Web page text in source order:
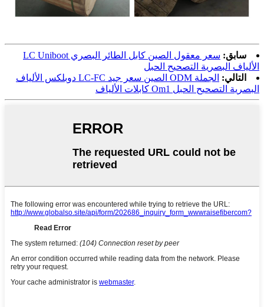
سابق:
سعر معقول الصين كابل الطائر البصري LC Uniboot
الألياف البصرية التصحيح الحبل
التالي:
الجملة ODM الصين سعر جيد LC-FC دوبلكس الألياف
البصرية التصحيح الحبل Om1 كابلات الألياف